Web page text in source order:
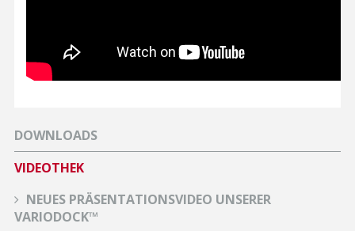
DOWNLOADS
VIDEOTHEK
NEUES PRÄSENTATIONSVIDEO UNSERER
VARIODOCK™